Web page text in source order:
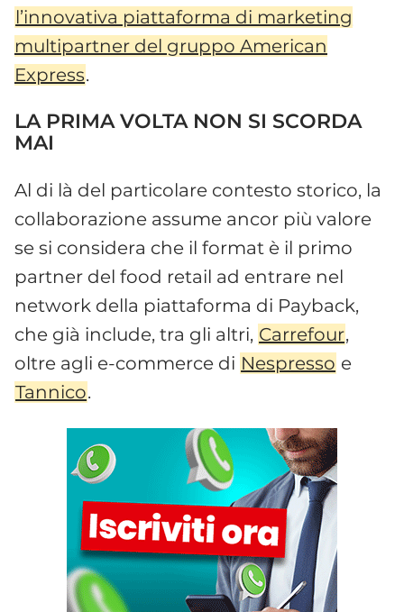
l’innovativa piattaforma di marketing
multipartner del gruppo American
Express.
LA PRIMA VOLTA NON SI SCORDA
MAI
Al di là del particolare contesto storico, la
collaborazione assume ancor più valore
se si considera che il format è il primo
partner del food retail ad entrare nel
network della piattaforma di Payback,
che già include, tra gli altri, Carrefour,
oltre agli e-commerce di Nespresso e
Tannico.